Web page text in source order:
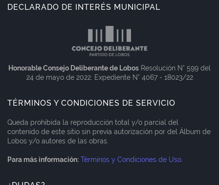
DECLARADO DE INTERÉS MUNICIPAL
Honorable Consejo Deliberante de Lobos Resolución N° 599 del
24 de mayo de 2022. Expediente N° 4067 - 18023/22
TÉRMINOS Y CONDICIONES DE SERVICIO
Queda prohibida la reproducción total y/o parcial del
contenido de este sitio sin previa autorización por del Álbum de
Lobos y/o autores de las obras.
Para más información: Términos y Condiciones de Uso.